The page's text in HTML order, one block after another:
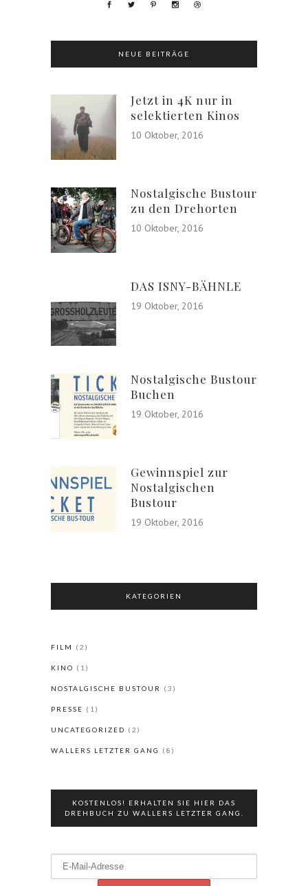
NEUE BEITRÄGE
Jetzt in 4K nur in
selektierten Kinos
10 Oktober, 2016
Nostalgische Bustour
zu den Drehorten
10 Oktober, 2016
DAS ISNY-BÄHNLE
19 Oktober, 2016
Nostalgische Bustour
Buchen
19 Oktober, 2016
Gewinnspiel zur
Nostalgischen
Bustour
19 Oktober, 2016
KATEGORIEN
FILM (2)
KINO (1)
NOSTALGISCHE BUSTOUR (3)
PRESSE (1)
UNCATEGORIZED (2)
WALLERS LETZTER GANG (8)
KOSTENLOS! ERHALTEN SIE HIER DAS
DREHBUCH ZU WALLERS LETZTER GANG.